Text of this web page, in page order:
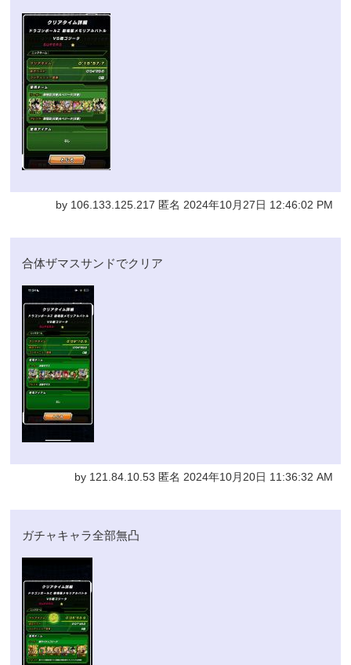
by 106.133.125.217 匿名 2024年10月27日 12:46:02 PM
合体ザマスサンドでクリア
by 121.84.10.53 匿名 2024年10月20日 11:36:32 AM
ガチャキャラ全部無凸